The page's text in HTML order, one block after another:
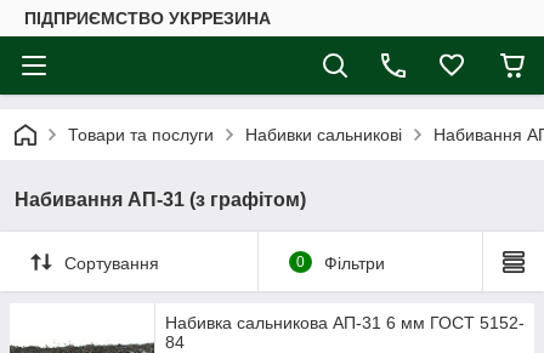
ПІДПРИЄМСТВО УКРРЕЗИНА
Товари та послуги Набивки сальникові Набивання
Набивання АП-31 (з графітом)
Сортування 0 Фільтри
Набивка сальникова АП-31 6 мм ГОСТ 5152-
84